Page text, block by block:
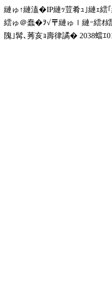
縺ゅ↑縺溘�IP縺ｯ荳肴ｭ｣縺ｪ
繧ゅ＠蠢�ｦ√〒縺ゅｌ縺ｰ繧ｵ
隗｣髯､莠亥ｮ壽律譎� 2038蟷